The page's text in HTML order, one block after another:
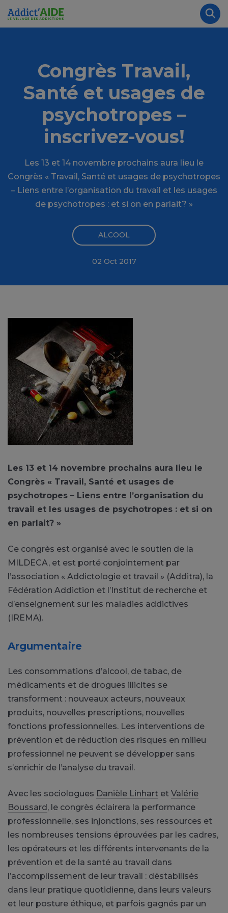
Aller au contenu principal
Congrès Travail,
Santé et usages de
psychotropes –
inscrivez-vous!
Les 13 et 14 novembre prochains aura lieu le
Congrès « Travail, Santé et usages de psychotropes
– Liens entre l’organisation du travail et les usages
de psychotropes : et si on en parlait? »
ALCOOL
02 Oct 2017
Les 13 et 14 novembre prochains aura lieu le
Congrès « Travail, Santé et usages de
psychotropes – Liens entre l’organisation du
travail et les usages de psychotropes : et si on
en parlait? »
Ce congrès est organisé avec le soutien de la
MILDECA, et est porté conjointement par
l’association « Addictologie et travail » (Additra), la
Fédération Addiction et l’Institut de recherche et
d’enseignement sur les maladies addictives
(IREMA).
Argumentaire
Les consommations d’alcool, de tabac, de
médicaments et de drogues illicites se
transforment : nouveaux acteurs, nouveaux
produits, nouvelles prescriptions, nouvelles
fonctions professionnelles. Les interventions de
prévention et de réduction des risques en milieu
professionnel ne peuvent se développer sans
s’enrichir de l’analyse du travail.
Avec les sociologues Danièle Linhart et Valérie
Boussard, le congrès éclairera la performance
professionnelle, ses injonctions, ses ressources et
les nombreuses tensions éprouvées par les cadres,
les opérateurs et les différents intervenants de la
prévention et de la santé au travail dans
l’accomplissement de leur travail : déstabilisés
dans leur pratique quotidienne, dans leurs valeurs
et leur posture éthique, et parfois gagnés par un
Panneau de gestion des cookies